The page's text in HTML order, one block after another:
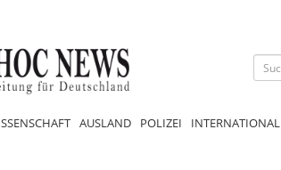
AUSLAND POLIZEI INTERNATIONAL